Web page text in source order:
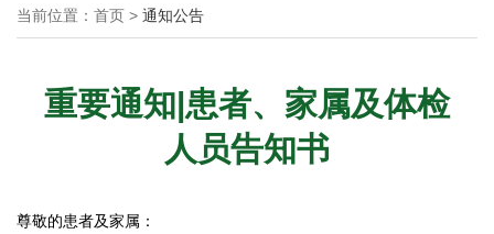
当前位置：首页 > 通知公告
重要通知|患者、家属及体检
人员告知书
尊敬的患者及家属：